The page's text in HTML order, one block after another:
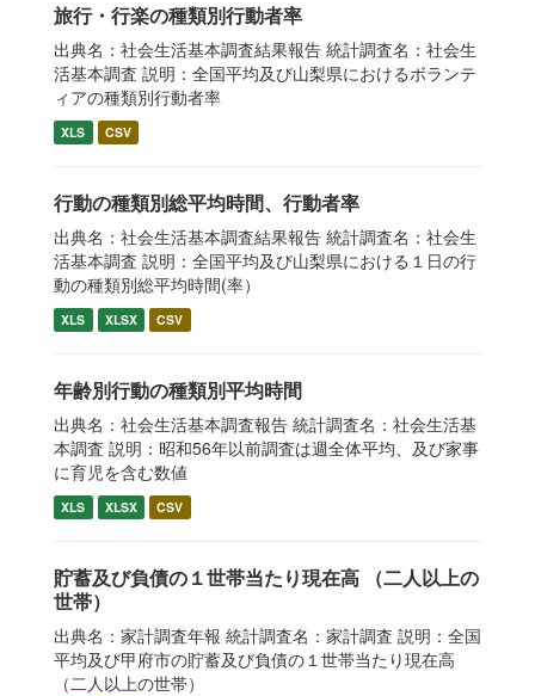
旅行・行楽の種類別行動者率
出典名：社会生活基本調査結果報告 統計調査名：社会生
活基本調査 説明：全国平均及び山梨県におけるボランテ
ィアの種類別行動者率
XLS CSV
行動の種類別総平均時間、行動者率
出典名：社会生活基本調査結果報告 統計調査名：社会生
活基本調査 説明：全国平均及び山梨県における１日の行
動の種類別総平均時間(率）
XLS XLSX CSV
年齢別行動の種類別平均時間
出典名：社会生活基本調査報告 統計調査名：社会生活基
本調査 説明：昭和56年以前調査は週全体平均、及び家事
に育児を含む数値
XLS XLSX CSV
貯蓄及び負債の１世帯当たり現在高 （二人以上の
世帯）
出典名：家計調査年報 統計調査名：家計調査 説明：全国
平均及び甲府市の貯蓄及び負債の１世帯当たり現在高
（二人以上の世帯）